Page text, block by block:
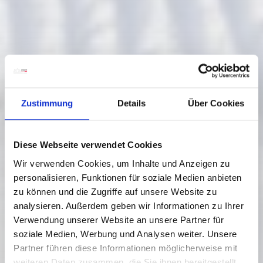
Zustimmung Details Über Cookies
Diese Webseite verwendet Cookies
Wir verwenden Cookies, um Inhalte und Anzeigen zu
personalisieren, Funktionen für soziale Medien anbieten
zu können und die Zugriffe auf unsere Website zu
analysieren. Außerdem geben wir Informationen zu Ihrer
Verwendung unserer Website an unsere Partner für
soziale Medien, Werbung und Analysen weiter. Unsere
Partner führen diese Informationen möglicherweise mit